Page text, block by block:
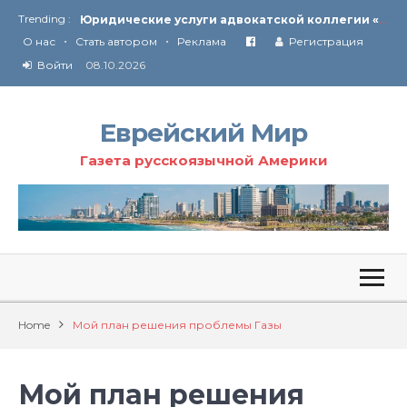
Trending : Ю
ридические услуги адвокатской коллегии «Эли Гервиц»: полное сопровождение на всех этапах
От Ирана до Ливана и Газы
О нас • Стать автором • Реклама
Регистрация
Войти
08.10.2026
Еврейский Мир
Газета русскоязычной Америки
Home Мой план решения проблемы Газы
Мой план решения